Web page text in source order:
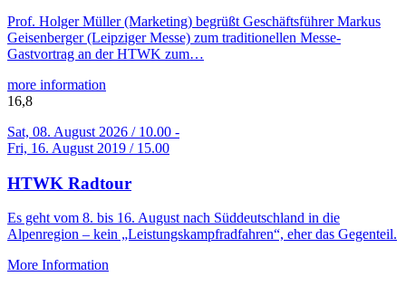
Prof. Holger Müller (Marketing) begrüßt Geschäftsführer Markus
Geisenberger (Leipziger Messe) zum traditionellen Messe-
Gastvortrag an der HTWK zum…
more information
16,8
Sat, 08. August 2026 / 10.00 -
Fri, 16. August 2019 / 15.00
HTWK Radtour
Es geht vom 8. bis 16. August nach Süddeutschland in die
Alpenregion – kein „Leistungskampfradfahren“, eher das Gegenteil.
More Information